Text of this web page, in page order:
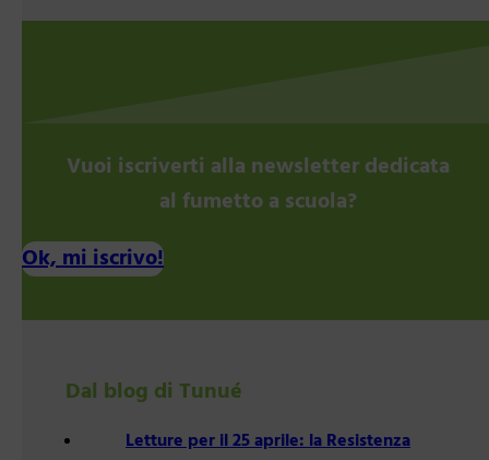
Vuoi iscriverti alla newsletter dedicata
al fumetto a scuola?
Ok, mi iscrivo!
Dal blog di Tunué
Letture per il 25 aprile: la Resistenza